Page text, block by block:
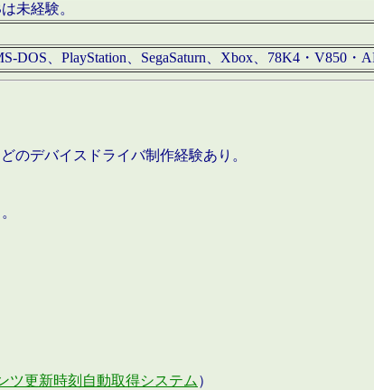
未経験。
DOS、PlayStation、SegaSaturn、Xbox、78K4・V850・
のデバイスドライバ制作経験あり。
ツ更新時刻自動取得システム ）